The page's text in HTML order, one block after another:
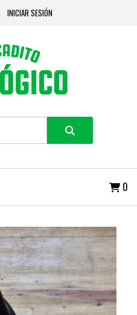
INICIAR SESIÓN
0